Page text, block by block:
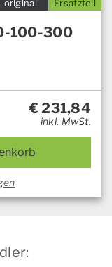
Ersatzteil
original
100-300
€231,84
inkl. MwSt.